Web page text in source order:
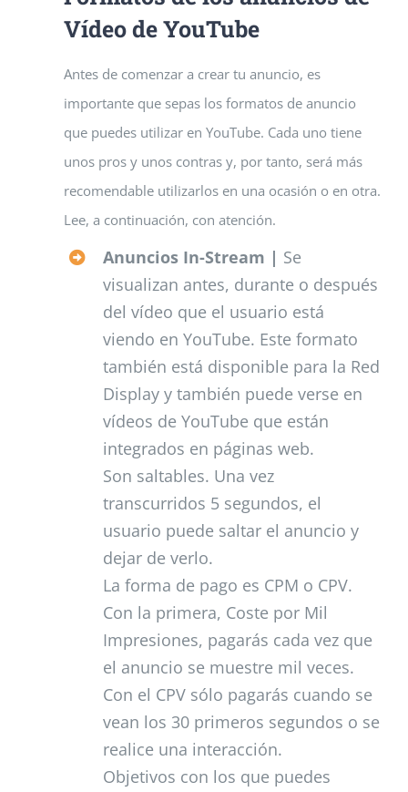
Vídeo de YouTube
Antes de comenzar a crear tu anuncio, es
importante que sepas los formatos de anuncio
que puedes utilizar en YouTube. Cada uno tiene
unos pros y unos contras y, por tanto, será más
recomendable utilizarlos en una ocasión o en otra.
Lee, a continuación, con atención.
Anuncios In-Stream | Se
visualizan antes, durante o después
del vídeo que el usuario está
viendo en YouTube. Este formato
también está disponible para la Red
Display y también puede verse en
vídeos de YouTube que están
integrados en páginas web.
Son saltables. Una vez
transcurridos 5 segundos, el
usuario puede saltar el anuncio y
dejar de verlo.
La forma de pago es CPM o CPV.
Con la primera, Coste por Mil
Impresiones, pagarás cada vez que
el anuncio se muestre mil veces.
Con el CPV sólo pagarás cuando se
vean los 30 primeros segundos o se
realice una interacción.
Objetivos con los que puedes